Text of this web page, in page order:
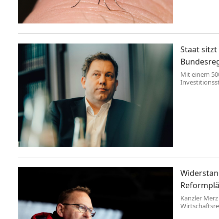
Staat
Mit einem
Kanzler
manche